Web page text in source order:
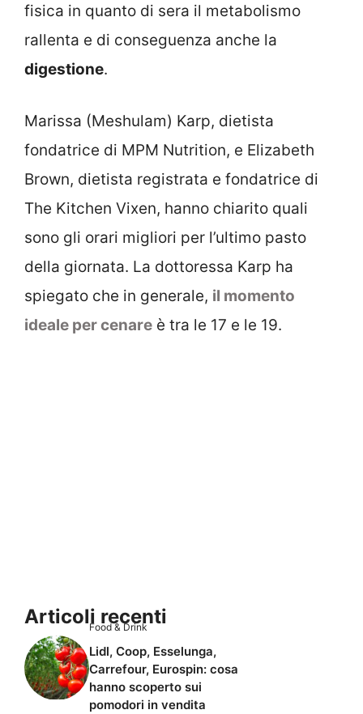
fisica in quanto di sera il metabolismo
rallenta e di conseguenza anche la
digestione.
Marissa (Meshulam) Karp, dietista
fondatrice di MPM Nutrition, e Elizabeth
Brown, dietista registrata e fondatrice di
The Kitchen Vixen, hanno chiarito quali
sono gli orari migliori per l’ultimo pasto
della giornata. La dottoressa Karp ha
spiegato che in generale, il momento
ideale per cenare è tra le 17 e le 19.
Articoli recenti
Food & Drink
Lidl, Coop, Esselunga,
Carrefour, Eurospin: cosa
hanno scoperto sui
pomodori in vendita